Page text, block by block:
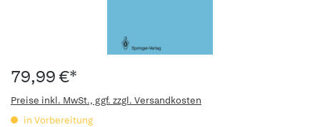
79,99 €*
Preise inkl. MwSt., ggf. zzgl. Versandkosten
in Vorbereitung